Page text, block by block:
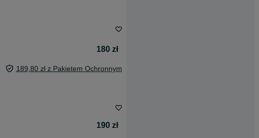
180 zł
189,80 zł z Pakietem Ochronnym
190 zł